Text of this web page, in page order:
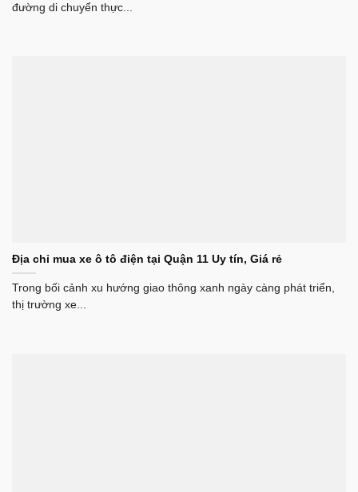
đường di chuyển thực...
Địa chỉ mua xe ô tô điện tại Quận 11 Uy tín, Giá rẻ
Trong bối cảnh xu hướng giao thông xanh ngày càng phát triển,
thị trường xe...